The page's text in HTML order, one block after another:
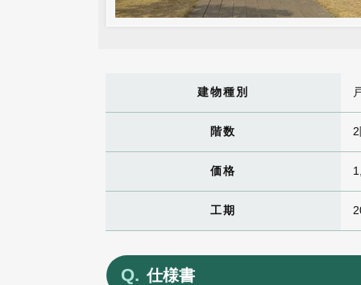
建物種別
階数
価格
工期
仕様書